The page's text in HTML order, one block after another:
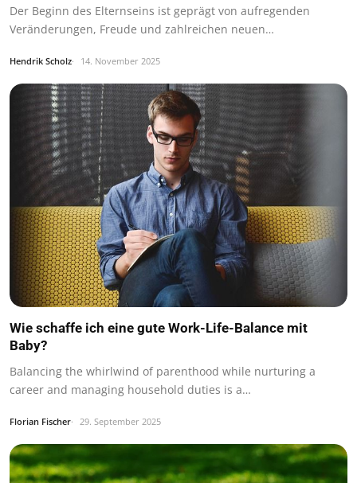
Der Beginn des Elternseins ist geprägt von aufregenden
Veränderungen, Freude und zahlreichen neuen…
Hendrik Scholz 14. November 2025
Wie schaffe ich eine gute Work-Life-Balance mit
Baby?
Balancing the whirlwind of parenthood while nurturing a
career and managing household duties is a…
Florian Fischer 29. September 2025